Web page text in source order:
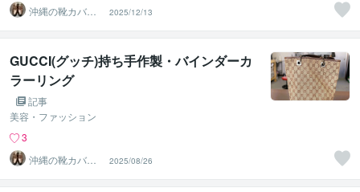
沖縄の靴カバン
修理店【NAMEL
ESS】
2025/12/13
GUCCI(グッチ)持ち手作製・バインダーカ
ラーリング
記事
美容・ファッション
3
沖縄の靴カバン
修理店【NAMEL
ESS】
2025/08/26